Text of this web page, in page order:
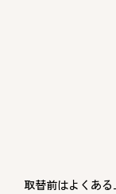
取替前はよくある